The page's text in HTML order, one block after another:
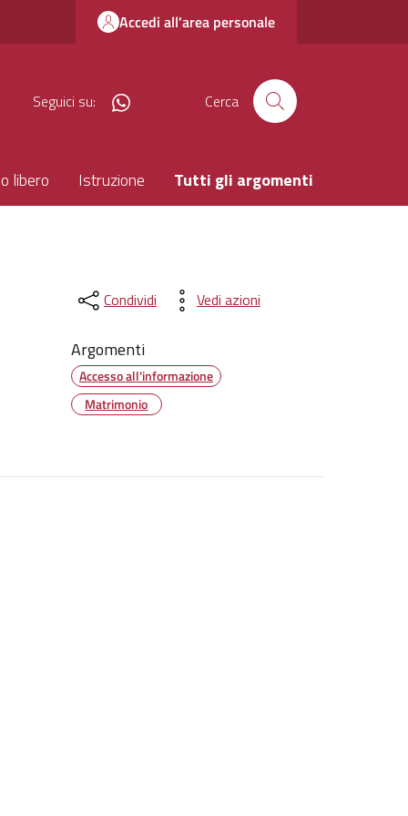
Accedi all'area personale
Seguici su: canale whatsapp
Cerca
libero Istruzione Tutti gli argomenti
Condividi Vedi azioni
Argomenti
Accesso all'informazione
Matrimonio